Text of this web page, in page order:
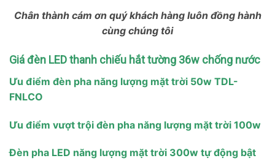
Chân thành cám ơn quý khách hàng luôn đồng hành
cùng chúng tôi
Giá đèn LED thanh chiếu hắt tường 36w chống nước
Ưu điểm đèn pha năng lượng mặt trời 50w TDL-
FNLCO
Ưu điểm vượt trội đèn pha năng lượng mặt trời 100w
Đèn pha LED năng lượng mặt trời 300w tự động bật